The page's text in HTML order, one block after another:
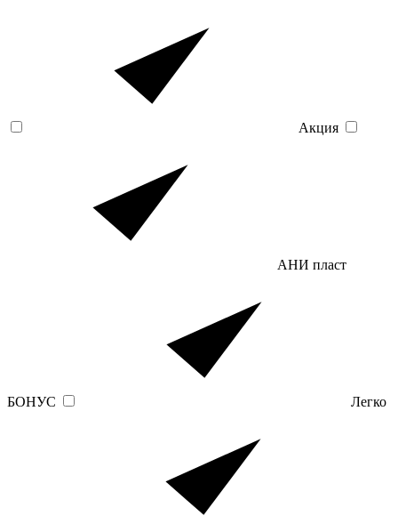
Акция
АНИ пласт
БОНУС Легко